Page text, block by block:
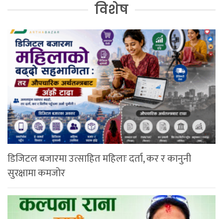
विशेष
डिजिटल बजारमा उत्साहित महिलाः दर्ता, कर र कानुनी
सुरक्षामा कमजोर